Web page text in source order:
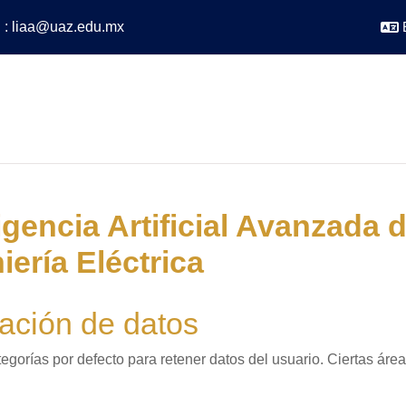
: liaa@uaz.edu.mx
Artificial Avanzada
Eléctrica
de datos
por defecto para retener datos del usuario. Ciertas